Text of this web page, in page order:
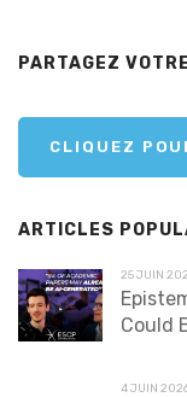
PARTAGEZ
CLIQUEZ
ARTICLES
25 JUIN
Could
4 JUIN